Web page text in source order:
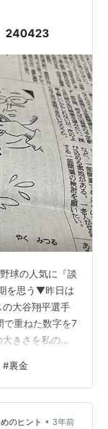
240423
球の人気に『談
を思う▼昨日は
大谷翔平選手
で重ねた数字を7
きさを私の数
方は？ 衆院の
相の思惑次第で
治資金パーテ
選挙で、唯一
#裏金
のヒント • 3年前